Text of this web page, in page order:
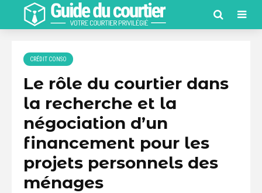
CRÉDIT CONSO
Le rôle du courtier dans
la recherche et la
négociation d’un
financement pour les
projets personnels des
ménages